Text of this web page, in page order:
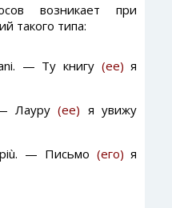
возникает при
такого типа:
— Ту книгу (ее) я
Лауру(ее) я увижу
— Письмо (его) я